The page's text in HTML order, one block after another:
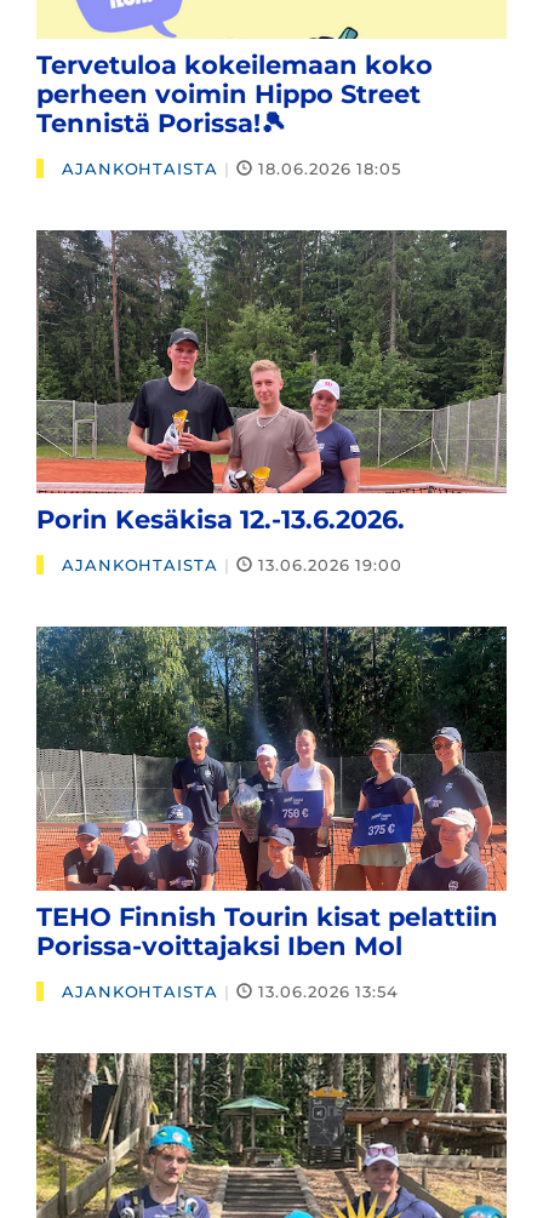
Tervetuloa kokeilemaan koko
perheen voimin Hippo Street
Tennistä Porissa!🎾
AJANKOHTAISTA | 18.06.2026 18:05
Porin Kesäkisa 12.-13.6.2026.
AJANKOHTAISTA | 13.06.2026 19:00
TEHO Finnish Tourin kisat pelattiin
Porissa-voittajaksi Iben Mol
AJANKOHTAISTA | 13.06.2026 13:54